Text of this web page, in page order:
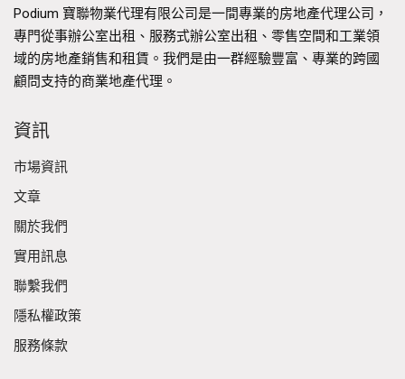
Podium 寶聯物業代理有限公司是一間專業的房地產代理公司，
專門從事辦公室出租、服務式辦公室出租、零售空間和工業領
域的房地產銷售和租賃。我們是由一群經驗豐富、專業的跨國
顧問支持的商業地產代理。
資訊
市場資訊
文章
關於我們
實用訊息
聯繫我們
隱私權政策
服務條款